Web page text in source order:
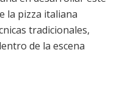
la pizza italiana
tradicionales,
de la escena